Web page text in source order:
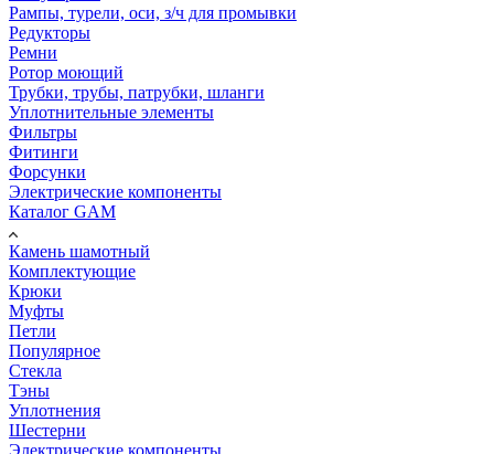
Рампы, турели, оси, з/ч для промывки
Редукторы
Ремни
Ротор моющий
Трубки, трубы, патрубки, шланги
Уплотнительные элементы
Фильтры
Фитинги
Форсунки
Электрические компоненты
Каталог GAM
Камень шамотный
Комплектующие
Крюки
Муфты
Петли
Популярное
Стекла
Тэны
Уплотнения
Шестерни
Электрические компоненты